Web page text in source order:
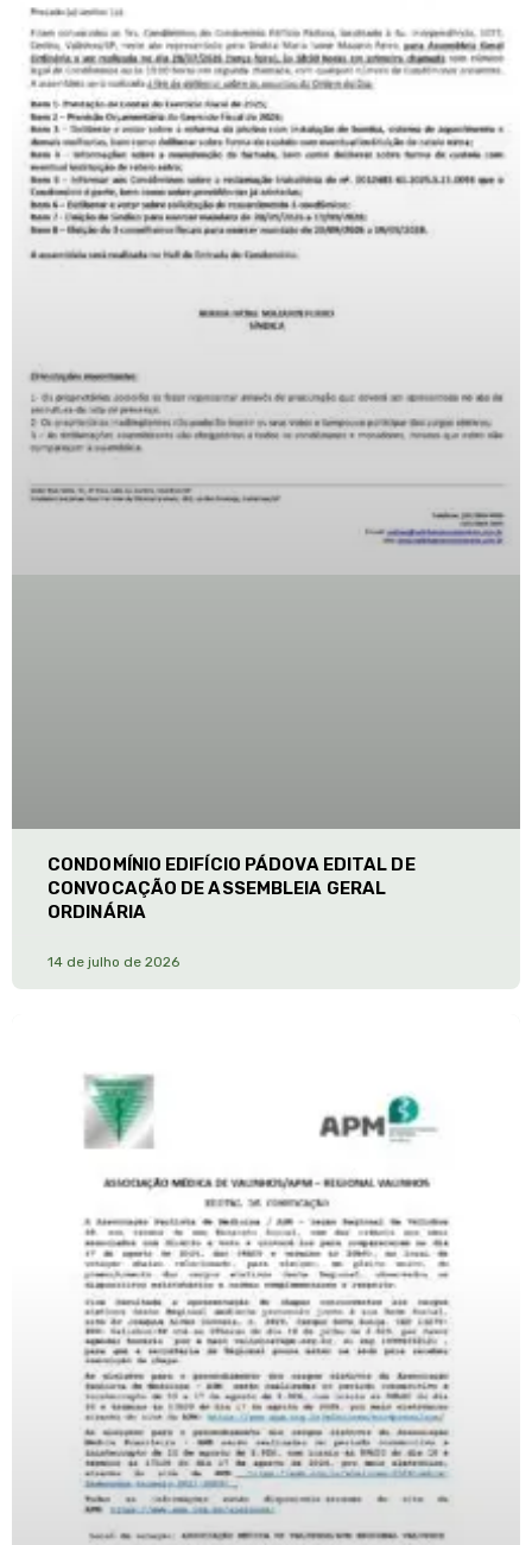
CONDOMÍNIO EDIFÍCIO PÁDOVA EDITAL DE
CONVOCAÇÃO DE ASSEMBLEIA GERAL
ORDINÁRIA
14 de julho de 2026